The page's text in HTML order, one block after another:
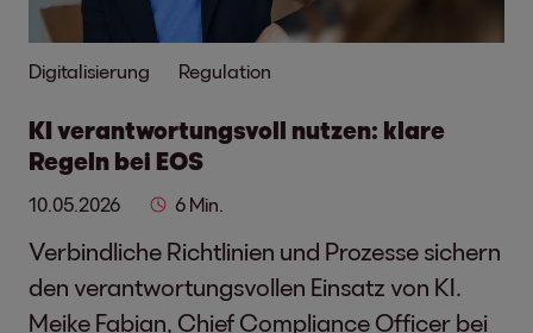
Digitalisierung Regulation
KI verantwortungsvoll nutzen: klare
Regeln bei EOS
10.05.2026 6 Min.
Verbindliche Richtlinien und Prozesse sichern
den verantwortungsvollen Einsatz von KI.
Meike Fabian, Chief Compliance Officer bei